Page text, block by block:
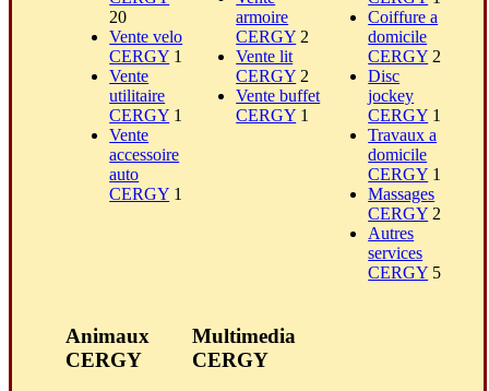
20
Vente velo
CERGY 1
Vente
utilitaire
CERGY 1
Vente
accessoire
auto
CERGY 1
armoire
CERGY 2
Vente lit
CERGY 2
Vente buffet
CERGY 1
Coiffure a
domicile
CERGY 2
Disc
jockey
CERGY 1
Travaux a
domicile
CERGY 1
Massages
CERGY 2
Autres
services
CERGY 5
Animaux
CERGY
Multimedia
CERGY